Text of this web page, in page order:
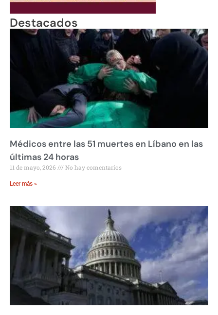
Destacados
Médicos entre las 51 muertes en Líbano en las
últimas 24 horas
11 de mayo, 2026 No hay comentarios
Leer más »